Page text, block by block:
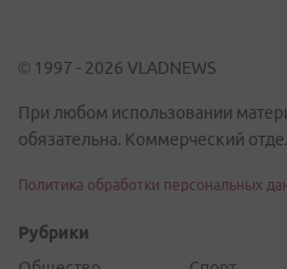
© 1997 - 2026 VLADNEWS
При любом использовании
обязательна. Коммерческий
Политика обработки персональных
Рубрики